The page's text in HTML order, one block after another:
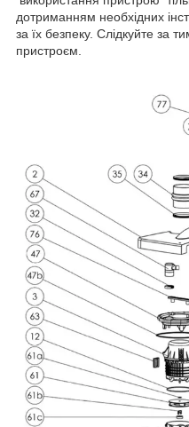
дотриманням необхідних
за їх безпеку. Слідкуйте за
пристроєм.